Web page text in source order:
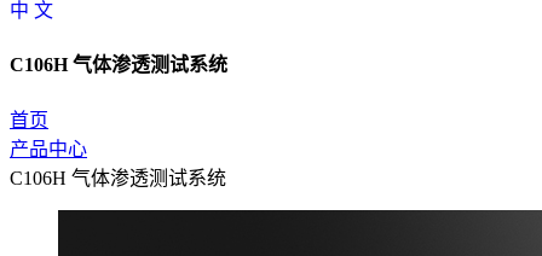
中 文
C106H 气体渗透测试系统
首页
产品中心
C106H 气体渗透测试系统